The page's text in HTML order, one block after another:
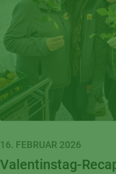
16. FEBRUAR 2026
Valentinstag-